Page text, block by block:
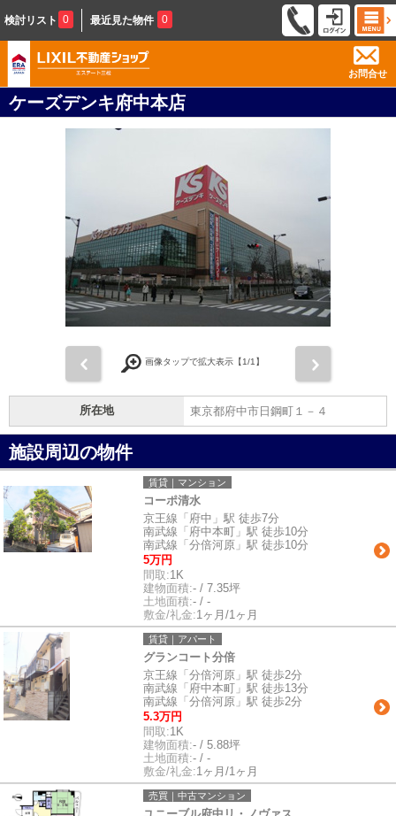
検討リスト 0 最近見た物件 0
お問合せ
ケーズデンキ府中本店
画像タップで拡大表示【1/1】
所在地 東京都府中市日鋼町１－４
施設周辺の物件
賃貸｜マンション
コーポ清水
京王線「府中」駅 徒歩7分
南武線「府中本町」駅 徒歩10分
南武線「分倍河原」駅 徒歩10分
5万円
間取:1K
建物面積:- / 7.35坪
土地面積:- / -
敷金/礼金:1ヶ月/1ヶ月
賃貸｜アパート
グランコート分倍
京王線「分倍河原」駅 徒歩2分
南武線「府中本町」駅 徒歩13分
南武線「分倍河原」駅 徒歩2分
5.3万円
間取:1K
建物面積:- / 5.88坪
土地面積:- / -
敷金/礼金:1ヶ月/1ヶ月
売買｜中古マンション